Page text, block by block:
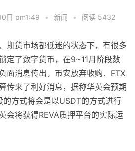
日 pm1:49 • 新闻 • 阅读 5432
期货市场都低迷的状态下，有很多
定了数字货币，在9~11月阶段数
面消息传出，币安放弃收购、FTX
传来了利好消息，据称华英会预期
的方式将会是以USDT的方式进行
会将获得REVA质押平台的实际运